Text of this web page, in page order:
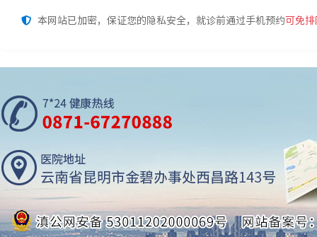
本网站已加密，保证您的隐私安全，就诊前通过手机预约 可免